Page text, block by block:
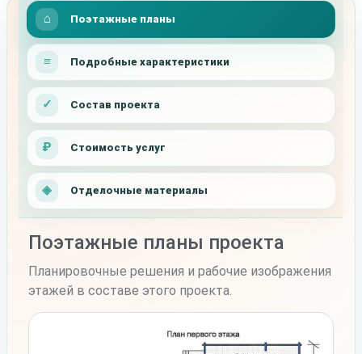
Поэтажные планы
Подробные характеристики
Состав проекта
Стоимость услуг
Отделочные материалы
Поэтажные планы проекта
Планировочные решения и рабочие изображения
этажей в составе этого проекта.